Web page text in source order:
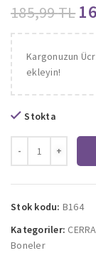
185,99TL
Kargonuzun
ekleyin!
Stokta
Stok kodu: B164
Kategoriler:
Boneler